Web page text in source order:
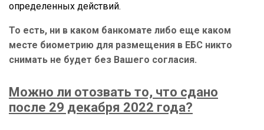
определенных действий.
То есть, ни в каком банкомате либо еще каком
месте биометрию для размещения в ЕБС никто
снимать не будет без Вашего согласия.
Можно ли отозвать то, что сдано
после 29 декабря 2022 года?